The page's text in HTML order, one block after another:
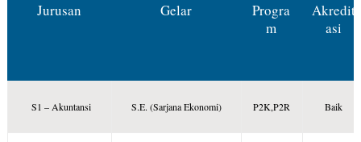
Jurusan Gelar
Progra
m
Akredit
asi
S1 – Akuntansi S.E. (Sarjana Ekonomi) P2K,P2R Baik